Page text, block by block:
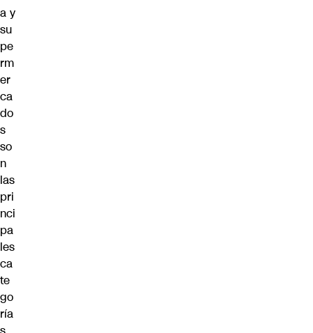
a y
su
pe
rm
er
ca
do
s
so
n
las
pri
nci
pa
les
ca
te
go
ría